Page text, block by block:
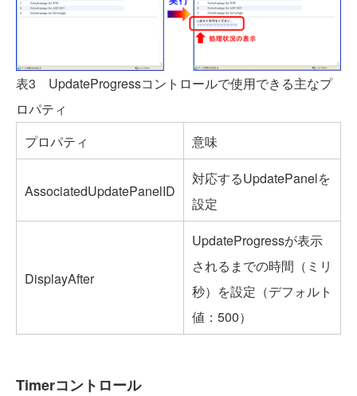
表3 UpdateProgressコントロールで使用できる主なプ
ロパティ
プロパティ
意味
AssociatedUpdatePanelID
対応するUpdatePanelを
設定
DisplayAfter
UpdateProgressが表示
されるまでの時間（ミリ
秒）を設定（デフォルト
値：500）
Timerコントロール